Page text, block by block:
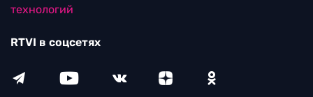
технологий
RTVI в соцсетях